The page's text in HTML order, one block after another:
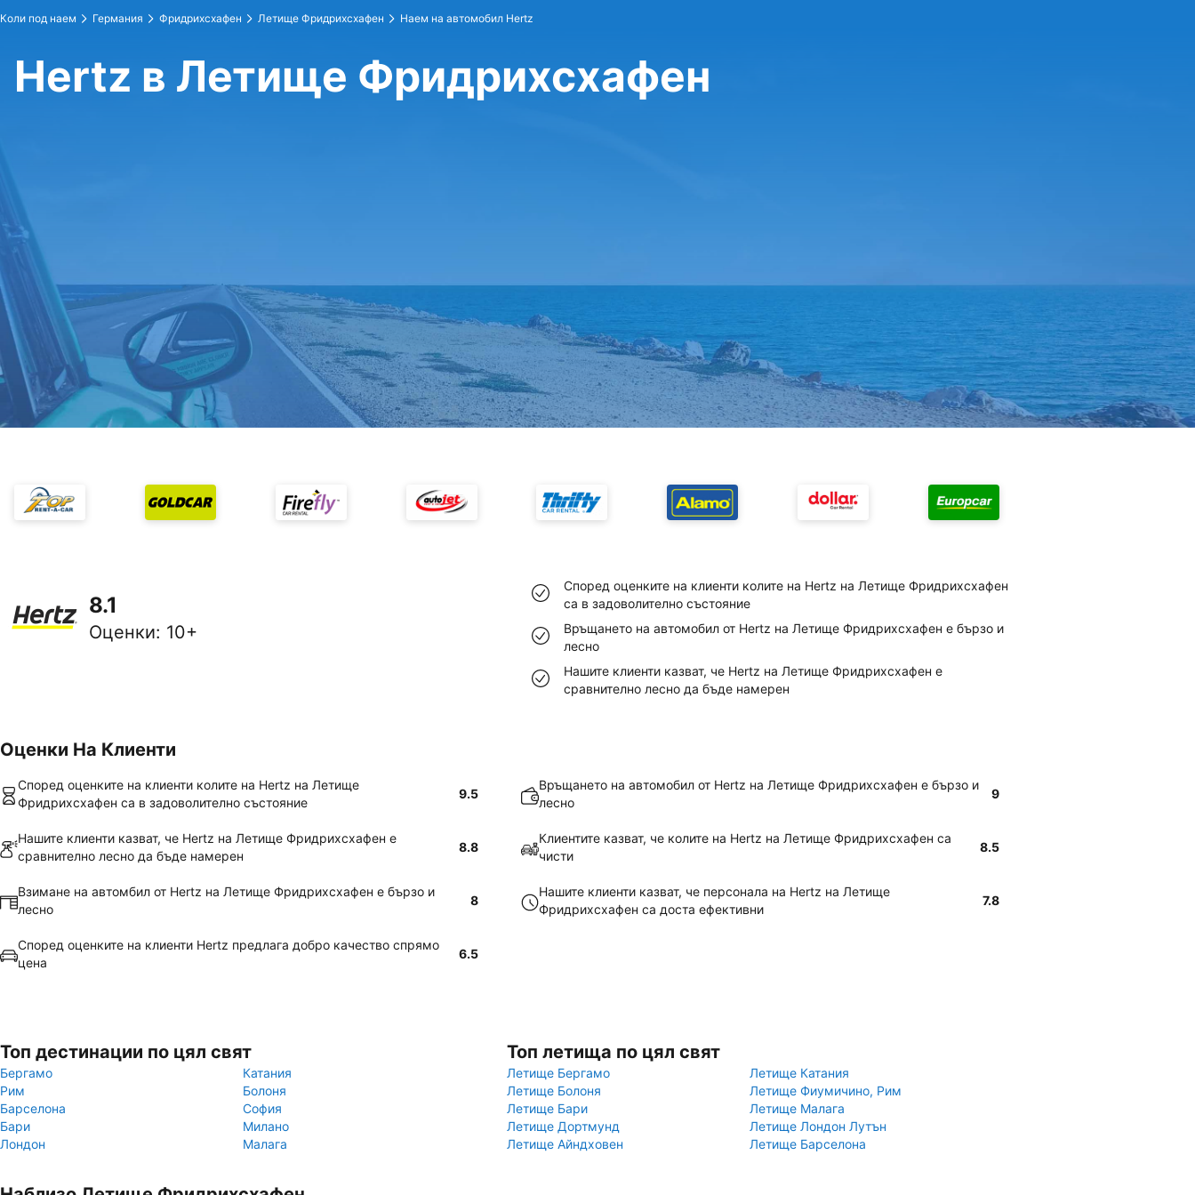
Коли под наем Германия Фридрихсхафен Летище Фридрихсхафен Наем на автомобил Hertz
Hertz в Летище Фридрихсхафен
8.1
Оценки: 10+
Според оценките на клиенти колите на Hertz на Летище Фридрихсхафен
са в задоволително състояние
Връщането на автомобил от Hertz на Летище Фридрихсхафен е бързо и
лесно
Нашите клиенти казват, че Hertz на Летище Фридрихсхафен е
сравнително лесно да бъде намерен
Оценки На Клиенти
Според оценките на клиенти колите на Hertz на Летище
Фридрихсхафен са в задоволително състояние
9.5
Връщането на автомобил от Hertz на Летище Фридрихсхафен е бързо и
лесно
9
Нашите клиенти казват, че Hertz на Летище Фридрихсхафен е
сравнително лесно да бъде намерен
8.8
Клиентите казват, че колите на Hertz на Летище Фридрихсхафен са
чисти
8.5
Взимане на автомбил от Hertz на Летище Фридрихсхафен е бързо и
лесно
8
Нашите клиенти казват, че персонала на Hertz на Летище
Фридрихсхафен са доста ефективни
7.8
Според оценките на клиенти Hertz предлага добро качество спрямо
цена
6.5
Топ дестинации по цял свят
Бергамо
Катания
Рим
Болоня
Барселона
София
Бари
Милано
Лондон
Малага
Топ летища по цял свят
Летище Бергамо
Летище Катания
Летище Болоня
Летище Фиумичино, Рим
Летище Бари
Летище Малага
Летище Дортмунд
Летище Лондон Лутън
Летище Айндховен
Летище Барселона